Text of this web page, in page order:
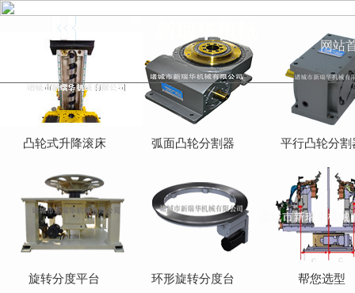
网站
凸轮式升降滚床 弧面凸轮分割器 平行凸轮分割
旋转分度平台 环形旋转分度台 帮您选型